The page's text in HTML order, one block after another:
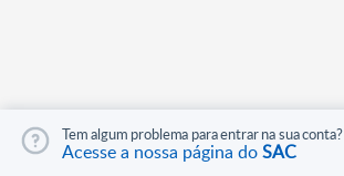
Tem algum problema para entrar na sua conta?
Acesse a nossa página doSAC